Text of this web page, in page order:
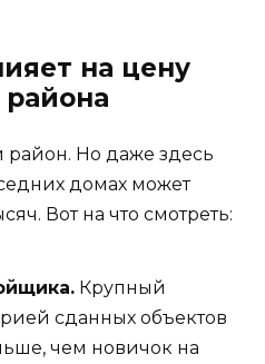
на цену
района
Но даже здесь
домах может
Вот на что смотреть:
Крупный
сданных объектов
чем новичок на